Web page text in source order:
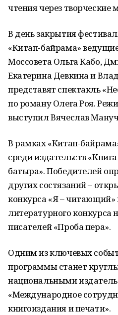
чтения через творческие
В день закрытия
«Китап-байрама»
Моссовета Ольга Кабо,
Екатерина Девкина и
представят спектакль
по роману Олега Роя.
выступил Вячеслав
В рамках «Китап-
среди издательств
батыра». Победителей
других состязаний –
конкурса «Я – читающий»
литературного
писателей «Проба пера».
Одним из ключевых
программы станет
национальными
«Международное
книгоиздания и печати».